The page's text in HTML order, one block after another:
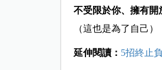
不受限於你、擁有開
（這也是為了自己
延伸閱讀： 5招終止